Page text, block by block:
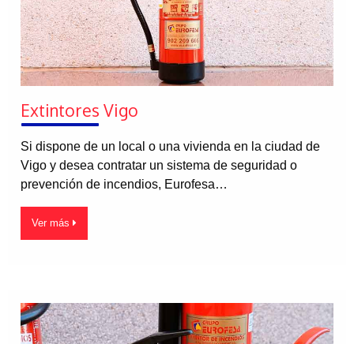
Extintores Vigo
Si dispone de un local o una vivienda en la ciudad de
Vigo y desea contratar un sistema de seguridad o
prevención de incendios, Eurofesa…
Ver más